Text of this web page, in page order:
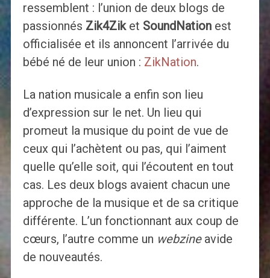
ressemblent : l’union de deux blogs de
passionnés Zik4Ziket SoundNationest
officialisée et ils annoncent l’arrivée du
bébé né de leur union : ZikNation.
La nation musicale a enfin son lieu
d’expression sur le net. Un lieu qui
promeut la musique du point de vue de
ceux qui l’achètent ou pas, qui l’aiment
quelle qu’elle soit, qui l’écoutent en tout
cas. Les deux blogs avaient chacun une
approche de la musique et de sa critique
différente. L’un fonctionnant aux coup de
cœurs, l’autre comme un webzineavide
de nouveautés.